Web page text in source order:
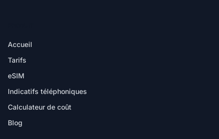
Accueil
Tarifs
eSIM
Indicatifs téléphoniques
Calculateur de coût
Blog